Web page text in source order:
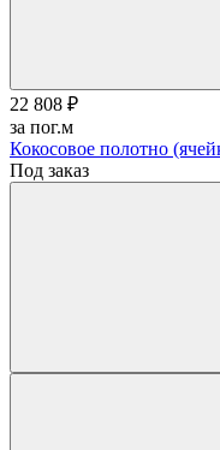
22 808 ₽
за пог.м
Кокосовое полотно
Под заказ